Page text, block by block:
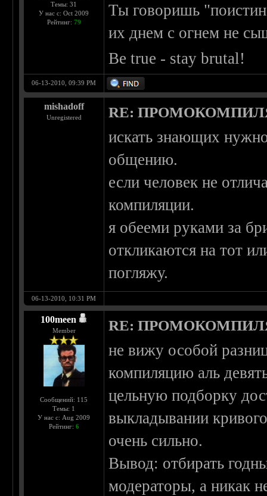
Темы: 31
У нас с: Oct 2009
Рейтинг: 79
Ты говоришь
их днем с огнем не
Be true - stay brutal!
06-13-2010, 09:39 PM
mishadoff
Unregistered RE:
искать знающих
общению.
если человек не
компиляции.
я обееми руками за
откликаются на тот
погляжу.
06-13-2010, 10:31 PM
100meen
Member
Сообщений: 115
Темы: 1
У нас с: Aug 2009
Рейтинг: 6
RE:
не вижу особой
компиляцию аль
цельную подборку
выкладывании
очень сильно.
Вывод: отбирать
модераторы, а никак